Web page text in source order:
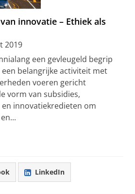
innovatie – Ethiek als
2019
een gevleugeld begrip
belangrijke activiteit met
voeren gericht
vorm van subsidies,
innovatiekredieten om
LinkedIn